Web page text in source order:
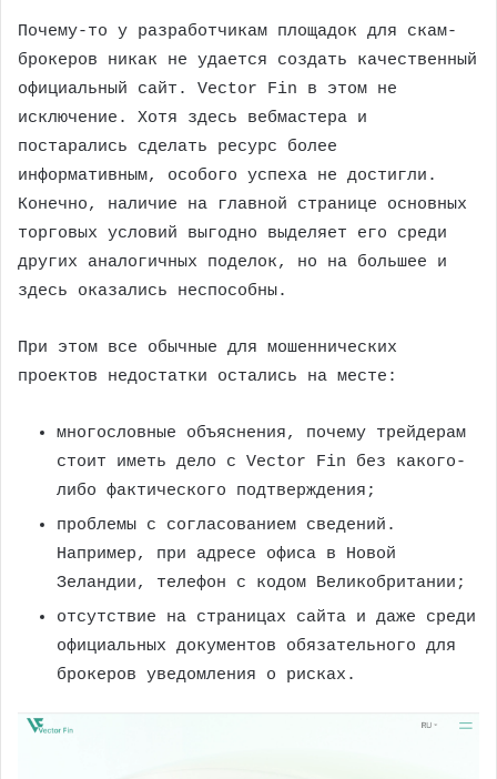
Почему-то у разработчикам площадок для скам-
брокеров никак не удается создать качественный
официальный сайт. Vector Fin в этом не
исключение. Хотя здесь вебмастера и
постарались сделать ресурс более
информативным, особого успеха не достигли.
Конечно, наличие на главной странице основных
торговых условий выгодно выделяет его среди
других аналогичных поделок, но на большее и
здесь оказались неспособны.
При этом все обычные для мошеннических
проектов недостатки остались на месте:
многословные объяснения, почему трейдерам
стоит иметь дело с Vector Fin без какого-
либо фактического подтверждения;
проблемы с согласованием сведений.
Например, при адресе офиса в Новой
Зеландии, телефон с кодом Великобритании;
отсутствие на страницах сайта и даже среди
официальных документов обязательного для
брокеров уведомления о рисках.